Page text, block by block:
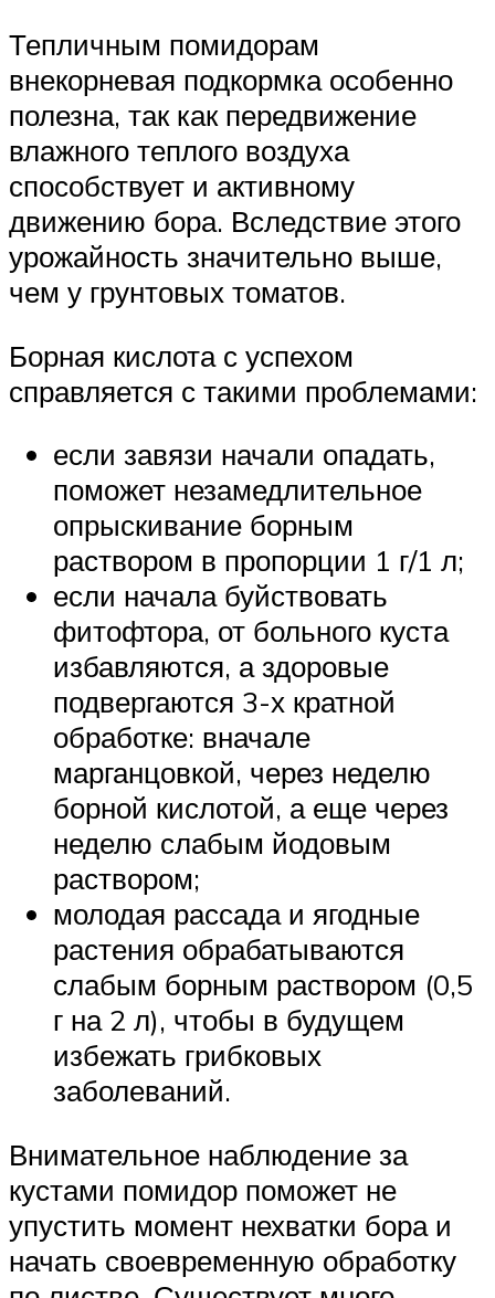
Тепличным помидорам
внекорневая подкормка особенно
полезна, так как передвижение
влажного теплого воздуха
способствует и активному
движению бора. Вследствие этого
урожайность значительно выше,
чем у грунтовых томатов.
Борная кислота с успехом
справляется с такими проблемами:
если завязи начали опадать,
поможет незамедлительное
опрыскивание борным
раствором в пропорции 1 г/1 л;
если начала буйствовать
фитофтора, от больного куста
избавляются, а здоровые
подвергаются 3-х кратной
обработке: вначале
марганцовкой, через неделю
борной кислотой, а еще через
неделю слабым йодовым
раствором;
молодая рассада и ягодные
растения обрабатываются
слабым борным раствором (0,5
г на 2 л), чтобы в будущем
избежать грибковых
заболеваний.
Внимательное наблюдение за
кустами помидор поможет не
упустить момент нехватки бора и
начать своевременную обработку